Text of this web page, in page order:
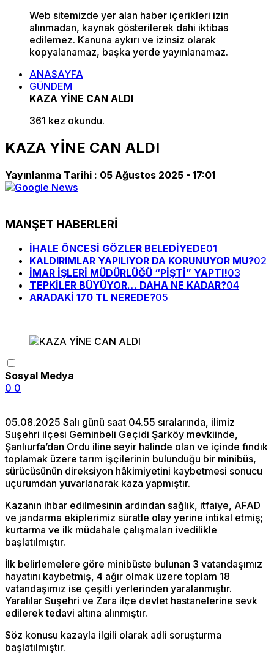
Web sitemizde yer alan haber içerikleri izin
alınmadan, kaynak gösterilerek dahi iktibas
edilemez. Kanuna aykırı ve izinsiz olarak
kopyalanamaz, başka yerde yayınlanamaz.
ANASAYFA
GÜNDEM
KAZA YİNE CAN ALDI
361 kez okundu.
KAZA YİNE CAN ALDI
Yayınlanma Tarihi : 05 Ağustos 2025 - 17:01
MANŞET HABERLERİ
İHALE ÖNCESİ GÖZLER BELEDİYEDE01
KALDIRIMLAR YAPILIYOR DA KORUNUYOR MU?02
İMAR İŞLERİ MÜDÜRLÜĞÜ “PİŞTİ” YAPTI!03
TEPKİLER BÜYÜYOR… DAHA NE KADAR?04
ARADAKİ 170 TL NEREDE?05
Sosyal Medya
0 0
05.08.2025 Salı günü saat 04.55 sıralarında, ilimiz
Suşehri ilçesi Geminbeli Geçidi Şarköy mevkiinde,
Şanlıurfa’dan Ordu iline seyir halinde olan ve içinde fındık
toplamak üzere tarım işçilerinin bulunduğu bir minibüs,
sürücüsünün direksiyon hâkimiyetini kaybetmesi sonucu
uçurumdan yuvarlanarak kaza yapmıştır.
Kazanın ihbar edilmesinin ardından sağlık, itfaiye, AFAD
ve jandarma ekiplerimiz süratle olay yerine intikal etmiş;
kurtarma ve ilk müdahale çalışmaları ivedilikle
başlatılmıştır.
İlk belirlemelere göre minibüste bulunan 3 vatandaşımız
hayatını kaybetmiş, 4 ağır olmak üzere toplam 18
vatandaşımız ise çeşitli yerlerinden yaralanmıştır.
Yaralılar Suşehri ve Zara ilçe devlet hastanelerine sevk
edilerek tedavi altına alınmıştır.
Söz konusu kazayla ilgili olarak adli soruşturma
başlatılmıştır.